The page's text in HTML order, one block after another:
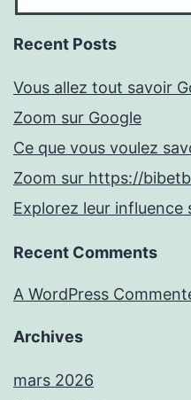
Recent Posts
Vous allez tout savoir
Zoom sur Google
Ce que vous voulez
Zoom sur https://
Explorez leur influence
Recent Comments
A WordPress
Archives
mars 2026